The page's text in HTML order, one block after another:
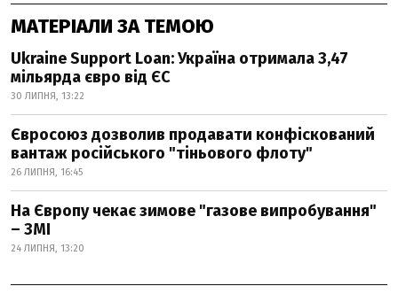
МАТЕРІАЛИ ЗА ТЕМОЮ
Ukraine Support Loan: Україна отримала 3,47
мільярда євро від ЄС
30 ЛИПНЯ, 13:22
Євросоюз дозволив продавати конфіскований
вантаж російського "тіньового флоту"
26 ЛИПНЯ, 16:45
На Європу чекає зимове "газове випробування"
– ЗМІ
24 ЛИПНЯ, 13:20